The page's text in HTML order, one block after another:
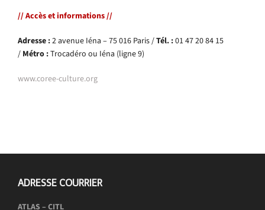
// Accès et informations //
Adresse :2 avenue Iéna – 75 016 Paris /Tél. :01 47 20 84 15
/ Métro :Trocadéro ou Iéna (ligne 9)
www.coree-culture.org
ADRESSE COURRIER
ATLAS – CITL